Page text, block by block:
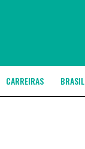
CARREIRAS BRASIL